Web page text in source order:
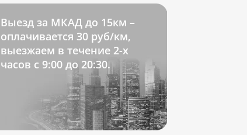
Выезд за МКАД до 15км –
оплачивается 30 руб/км,
выезжаем в течение 2-х
часов с 9:00 до 20:30.